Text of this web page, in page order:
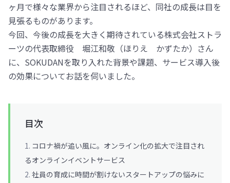
ヶ月で様々な業界から注目されるほど、同社の成長は目を
見張るものがあります。
今回、今後の成長を大きく期待されている株式会社ストラ
ーツの代表取締役 堀江和敬（ほりえ かずたか）さん
に、SOKUDANを取り入れた背景や課題、サービス導入後
の効果についてお話を伺いました。
目次
コロナ禍が追い風に。オンライン化の拡大で注目され
るオンラインイベントサービス
社員の育成に時間が割けないスタートアップの悩みに